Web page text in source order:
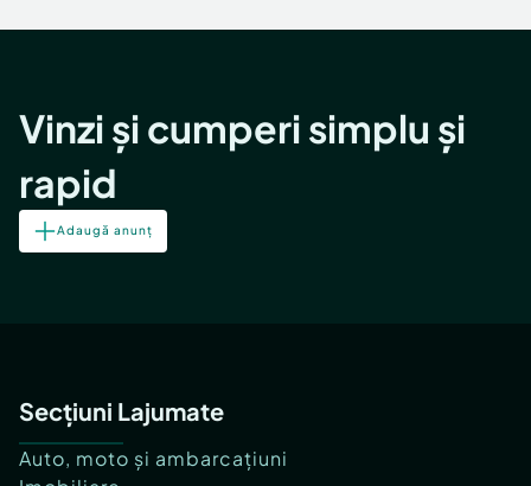
Servicii
Inchiriere Bunuri si Vehicule
Vinzi și cumperi simplu și
rapid
Adaugă anunț
Secțiuni Lajumate
Auto, moto și ambarcațiuni